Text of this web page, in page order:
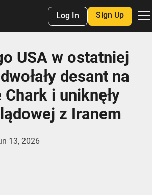
Log In Sign Up
USA w ostatniej
desant na
i uniknęły
z Iranem
13, 2026